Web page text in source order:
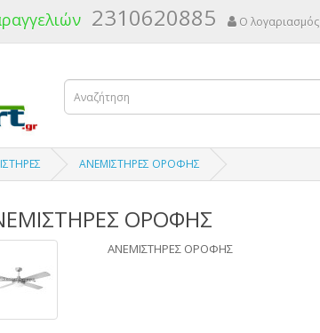
2310620885 Ο
ΑΝΕΜΙΣΤΗΡΕΣ ΟΡΟΦΗΣ
ΟΡΟΦΗΣ
ΑΝΕΜΙΣΤΗΡΕΣ ΟΡΟΦΗΣ